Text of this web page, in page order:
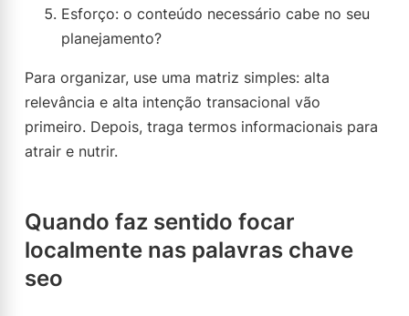
Esforço: o conteúdo necessário cabe no seu
planejamento?
Para organizar, use uma matriz simples: alta
relevância e alta intenção transacional vão
primeiro. Depois, traga termos informacionais para
atrair e nutrir.
Quando faz sentido focar
localmente nas palavras chave
seo